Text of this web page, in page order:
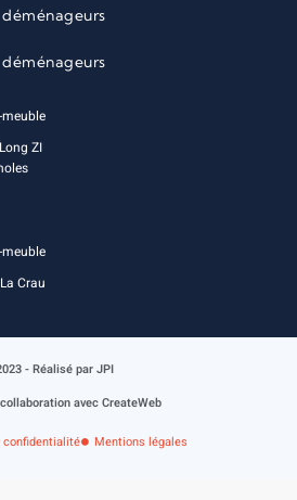
déménageurs
déménageurs
ZI
Crau
- Réalisé par JPI
avec CreateWeb
confidentialité Mentions légales